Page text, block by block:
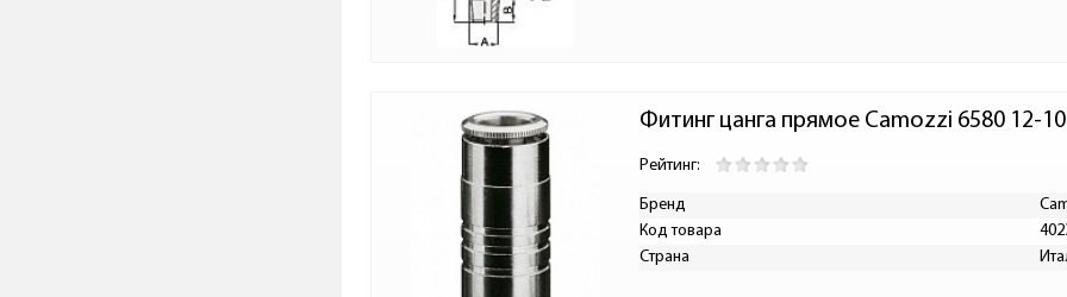
Фитинг цанга прямое Camozzi 6580 12-10
Рейтинг:
Бренд
Код товара
Страна